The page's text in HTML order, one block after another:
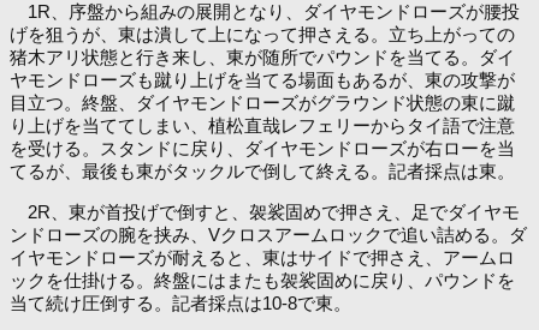
1R、序盤から組みの展開となり、ダイヤモンドローズが腰投
げを狙うが、東は潰して上になって押さえる。立ち上がっての
猪木アリ状態と行き来し、東が随所でパウンドを当てる。ダイ
ヤモンドローズも蹴り上げを当てる場面もあるが、東の攻撃が
目立つ。終盤、ダイヤモンドローズがグラウンド状態の東に蹴
り上げを当ててしまい、植松直哉レフェリーからタイ語で注意
を受ける。スタンドに戻り、ダイヤモンドローズが右ローを当
てるが、最後も東がタックルで倒して終える。記者採点は東。
2R、東が首投げで倒すと、袈裟固めで押さえ、足でダイヤモ
ンドローズの腕を挟み、Vクロスアームロックで追い詰める。ダ
イヤモンドローズが耐えると、東はサイドで押さえ、アームロ
ックを仕掛ける。終盤にはまたも袈裟固めに戻り、パウンドを
当て続け圧倒する。記者採点は10-8で東。